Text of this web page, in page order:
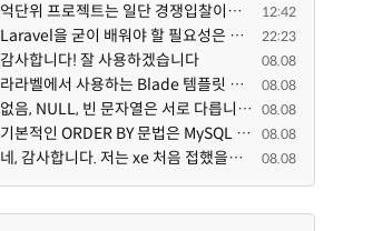
억단위 프로젝트는 일단 경쟁입찰이라,, 정량적 평가도 중요합니다. 그래서 많은 고급인력을 보유할수록 유... 12:42
Laravel을 굳이 배워야 할 필요성은 없습니다만, Class기반의 객체 지향 프로그래밍과, PSR-4라는 Composer... 22:23
감사합니다! 잘 사용하겠습니다 08.08
라라벨에서 사용하는 Blade 템플릿 문법을 라이믹스에서도 일부분 도입하였는데, 양쪽의 템플릿 매뉴얼 분량... 08.08
없음, NULL, 빈 문자열은 서로 다릅니다. 예전에는 대충 써도 서로 통용되었지만, 그것 때문에 버그나 보안... 08.08
기본적인 ORDER BY 문법은 MySQL 초기 버전이든 MariaDB 최신 버전이든 차이가 없습니다. 라이믹스 게시판에... 08.08
네, 감사합니다. 저는 xe 처음 접했을때 XE 문법으로 만들었다고 해서 xe코드들이 php와 전혀 다른것 같이 ... 08.08